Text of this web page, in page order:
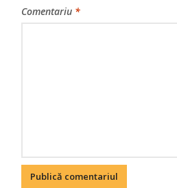
Comentariu *